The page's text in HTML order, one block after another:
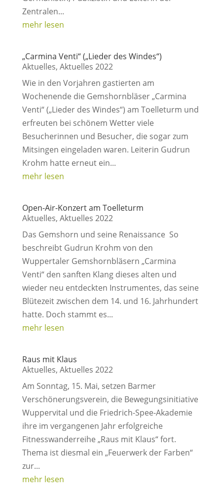
Zentralen...
mehr lesen
„Carmina Venti“ („Lieder des Windes“)
Aktuelles, Aktuelles 2022
Wie in den Vorjahren gastierten am
Wochenende die Gemshornbläser „Carmina
Venti“ („Lieder des Windes“) am Toelleturm und
erfreuten bei schönem Wetter viele
Besucherinnen und Besucher, die sogar zum
Mitsingen eingeladen waren. Leiterin Gudrun
Krohm hatte erneut ein...
mehr lesen
Open-Air-Konzert am Toelleturm
Aktuelles, Aktuelles 2022
Das Gemshorn und seine Renaissance So
beschreibt Gudrun Krohm von den
Wuppertaler Gemshornbläsern „Carmina
Venti“ den sanften Klang dieses alten und
wieder neu entdeckten Instrumentes, das seine
Blütezeit zwischen dem 14. und 16. Jahrhundert
hatte. Doch stammt es...
mehr lesen
Raus mit Klaus
Aktuelles, Aktuelles 2022
Am Sonntag, 15. Mai, setzen Barmer
Verschönerungsverein, die Bewegungsinitiative
Wuppervital und die Friedrich-Spee-Akademie
ihre im vergangenen Jahr erfolgreiche
Fitnesswanderreihe „Raus mit Klaus“ fort.
Thema ist diesmal ein „Feuerwerk der Farben“
zur...
mehr lesen